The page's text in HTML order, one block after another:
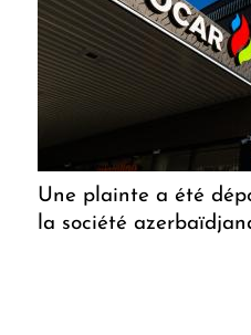
Une plainte a été
la société